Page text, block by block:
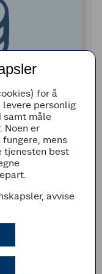
konto
utbetaling,
din og
konto.
klare når du
for å
personlig
samt måle
Noen er
mens
tjenesten best
avvise